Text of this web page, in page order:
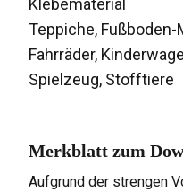
Klebematerial
Teppiche, Fußboden-
Fahrräder,
Spielzeug, Stofftiere
Merkblatt zum
Aufgrund der strengen